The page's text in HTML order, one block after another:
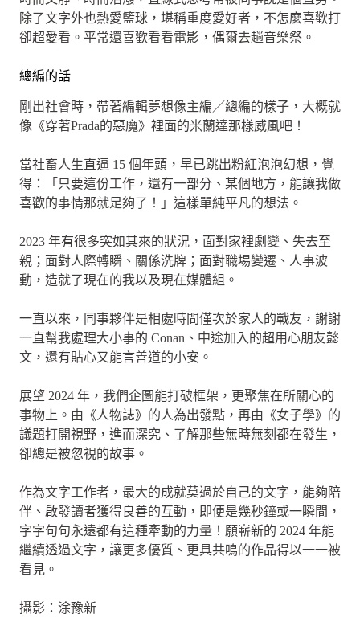
除了文字外也熱愛籃球，堪稱重度愛好者，不怎麼喜歡打
卻超愛看。平常還喜歡看看電影，偶爾去趟音樂祭。
總編的話
剛出社會時，帶著編輯夢想像主編／總編的樣子，大概就
像《穿著Prada的惡魔》裡面的米蘭達那樣威風吧！
當社畜人生直逼 15 個年頭，早已跳出粉紅泡泡幻想，覺
得：「只要這份工作，還有一部分、某個地方，能讓我做
喜歡的事情那就足夠了！」這樣單純平凡的想法。
2023 年有很多突如其來的狀況，面對家裡劇變、失去至
親；面對人際轉瞬、關係洗牌；面對職場變遷、人事波
動，造就了現在的我以及現在媒體組。
一直以來，同事夥伴是相處時間僅次於家人的戰友，謝謝
一直幫我處理大小事的 Conan、中途加入的超用心朋友懿
文，還有貼心又能言善道的小安。
展望 2024 年，我們企圖能打破框架，更聚焦在所關心的
事物上。由《人物誌》的人為出發點，再由《女子學》的
議題打開視野，進而深究、了解那些無時無刻都在發生，
卻總是被忽視的故事。
作為文字工作者，最大的成就莫過於自己的文字，能夠陪
伴、啟發讀者獲得良善的互動，即便是幾秒鐘或一瞬間，
字字句句永遠都有這種牽動的力量！願嶄新的 2024 年能
繼續透過文字，讓更多優質、更具共鳴的作品得以一一被
看見。
攝影：涂豫新